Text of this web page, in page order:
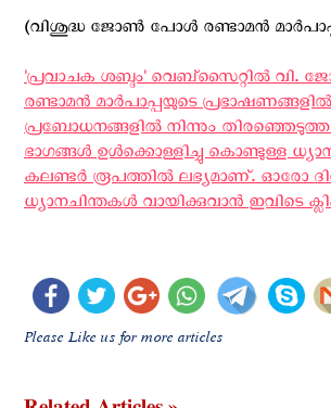
(വിശുദ്ധ ജോൺ പോള്‍ രണ്ടാമൻ
'പ്രവാചക ശബ്ദം' വെബ്സൈറ്റില്‍ വി.
രണ്ടാമന്‍ മാര്‍പാപ്പയുടെ
പ്രബോധനങ്ങളില്‍ നിന്നും
ഭാഗങ്ങള്‍ ഉള്‍ക്കൊള്ളിച്ചു കൊണ്ടുള്ള
കലണ്ടര്‍ രൂപത്തില്‍ ലഭ്യമാണ്. ഓരോ
ധ്യാനചിന്തകള്‍ വായിക്കുവാന്‍ ഇവിടെ
Please Like us for more articles